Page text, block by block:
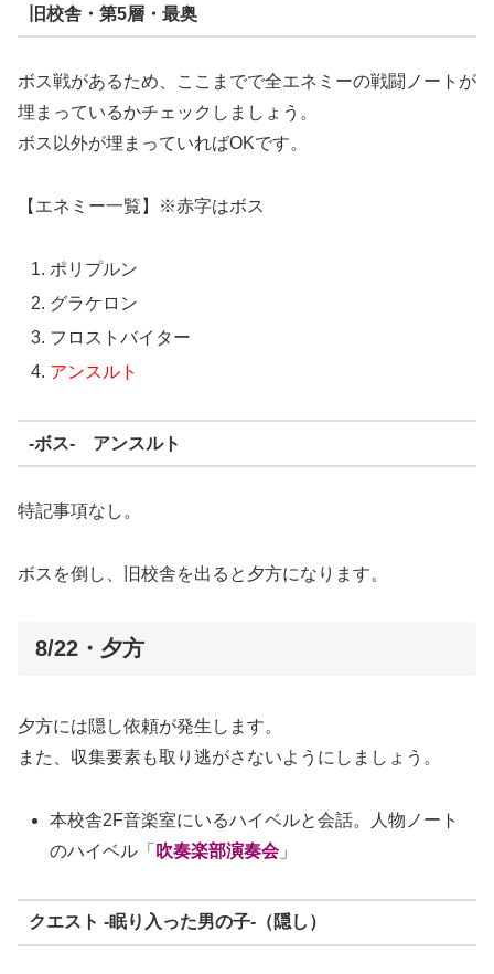
旧校舎・第5層・最奥
ボス戦があるため、ここまでで全エネミーの戦闘ノートが
埋まっているかチェックしましょう。
ボス以外が埋まっていればOKです。
【エネミー一覧】※赤字はボス
ポリプルン
グラケロン
フロストバイター
アンスルト
-ボス- アンスルト
特記事項なし。
ボスを倒し、旧校舎を出ると夕方になります。
8/22・夕方
夕方には隠し依頼が発生します。
また、収集要素も取り逃がさないようにしましょう。
本校舎2F音楽室にいるハイベルと会話。人物ノート
のハイベル「 吹奏楽部演奏会」
クエスト -眠り入った男の子-（隠し）